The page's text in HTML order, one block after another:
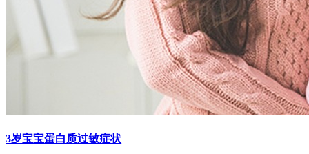
3岁宝宝蛋白质过敏症状